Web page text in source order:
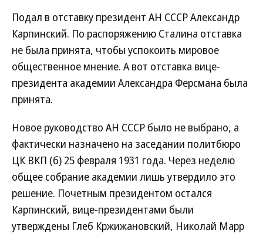
Подал в отставку президент АН СССР Александр
Карпинский. По распоряжению Сталина отставка
не была принята, чтобы успокоить мировое
общественное мнение. А вот отставка вице-
президента академии Александра Ферсмана была
принята.
Новое руководство АН СССР было не выбрано, а
фактически назначено на заседании политбюро
ЦК ВКП (б) 25 февраля 1931 года. Через неделю
общее собрание академии лишь утвердило это
решение. Почетным президентом остался
Карпинский, вице-президентами были
утверждены Глеб Кржижановский, Николай Марр